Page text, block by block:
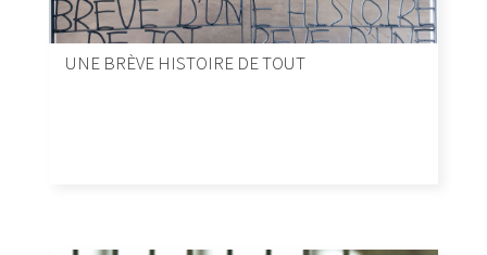
UNE BRÈVE HISTOIRE DE TOUT